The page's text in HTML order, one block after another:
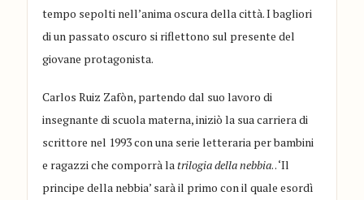
tempo sepolti nell’anima oscura della città. I bagliori
di un passato oscuro si riflettono sul presente del
giovane protagonista.
Carlos Ruiz Zafòn, partendo dal suo lavoro di
insegnante di scuola materna, iniziò la sua carriera di
scrittore nel 1993 con una serie letteraria per bambini
e ragazzi che comporrà latrilogia della nebbia. . ‘Il
principe della nebbia’ sarà il primo con il quale esordì